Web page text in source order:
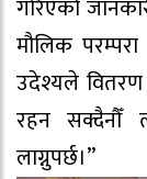
गरिएको
मौलिक
उदेश्यले वितरण
रहन सक्दैनौँ
लाग्नुपर्छ।”